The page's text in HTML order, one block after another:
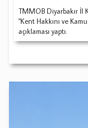
TMMOB Diyarbakır İl
"Kent Hakkını ve
açıklaması yaptı.